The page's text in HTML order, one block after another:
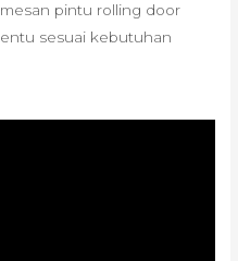
pintu rolling door
sesuai kebutuhan